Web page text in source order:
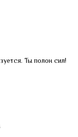
Ты полон сил!